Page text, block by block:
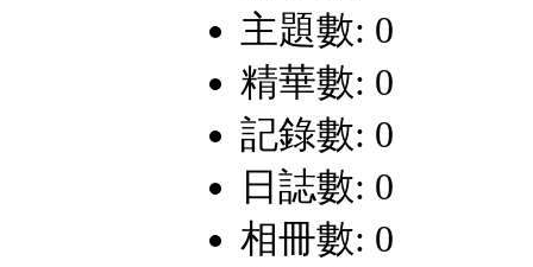
主題數: 0
精華數: 0
記錄數: 0
日誌數: 0
相冊數: 0